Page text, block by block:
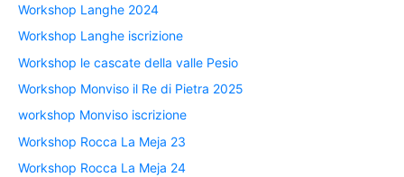
Workshop Langhe 2024
Workshop Langhe iscrizione
Workshop le cascate della valle Pesio
Workshop Monviso il Re di Pietra 2025
workshop Monviso iscrizione
Workshop Rocca La Meja 23
Workshop Rocca La Meja 24